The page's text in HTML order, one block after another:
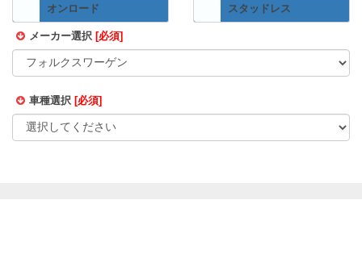
オンロード
スタッドレス
メーカー選択 [必須]
車種選択 [必須]